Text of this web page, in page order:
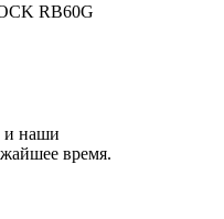
RB60G
и наши
время.